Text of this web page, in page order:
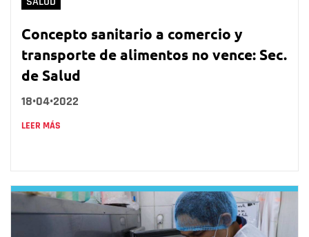
Concepto sanitario a comercio y
transporte de alimentos no vence: Sec.
de Salud
18•04•2022
LEER MÁS